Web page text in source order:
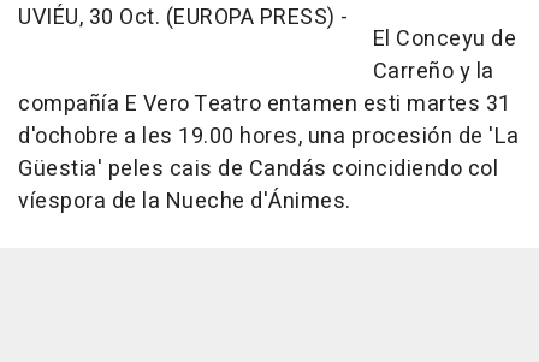
UVIÉU, 30 Oct. (EUROPA PRESS) -
El Conceyu de
Carreño y la
compañía E Vero Teatro entamen esti martes 31
d'ochobre a les 19.00 hores, una procesión de 'La
Güestia' peles cais de Candás coincidiendo col
víespora de la Nueche d'Ánimes.